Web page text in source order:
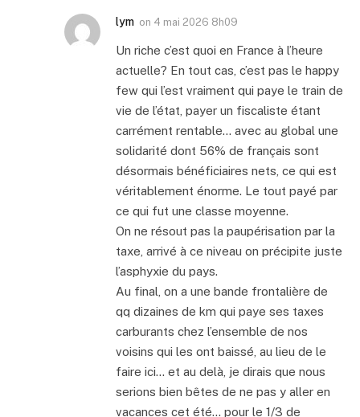
lym on 4 mai 2026 8h09
Un riche c’est quoi en France à l’heure
actuelle? En tout cas, c’est pas le happy
few qui l’est vraiment qui paye le train de
vie de l’état, payer un fiscaliste étant
carrément rentable… avec au global une
solidarité dont 56% de français sont
désormais bénéficiaires nets, ce qui est
véritablement énorme. Le tout payé par
ce qui fut une classe moyenne.
On ne résout pas la paupérisation par la
taxe, arrivé à ce niveau on précipite juste
l’asphyxie du pays.
Au final, on a une bande frontalière de
qq dizaines de km qui paye ses taxes
carburants chez l’ensemble de nos
voisins qui les ont baissé, au lieu de le
faire ici… et au delà, je dirais que nous
serions bien bêtes de ne pas y aller en
vacances cet été… pour le 1/3 de